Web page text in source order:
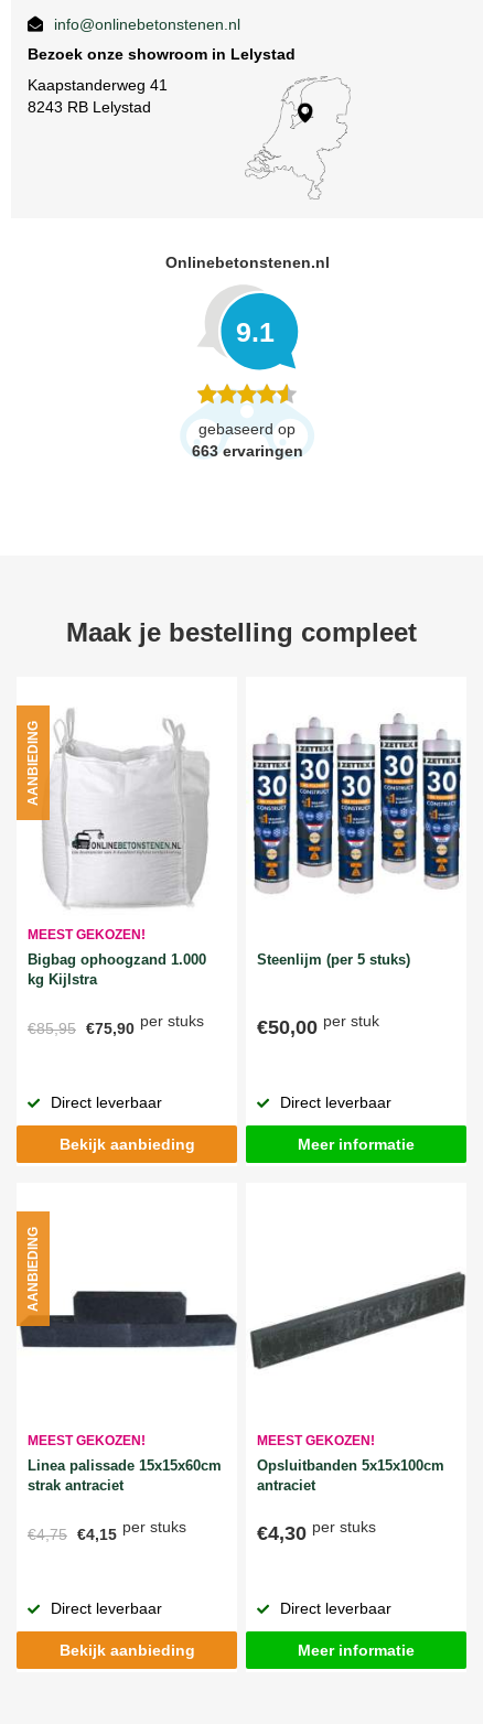
info@onlinebetonstenen.nl
Bezoek onze showroom in Lelystad
Kaapstanderweg 41
8243 RB Lelystad
Onlinebetonstenen.nl
9.1
gebaseerd op
663 ervaringen
Maak je bestelling compleet
MEEST GEKOZEN!
Bigbag ophoogzand 1.000
kg Kijlstra
€85,95 €75,90 per stuks
AANBIEDING
Direct leverbaar
Bekijk aanbieding
Steenlijm (per 5 stuks)
€50,00 per stuk
Direct leverbaar
Meer informatie
MEEST GEKOZEN!
Linea palissade 15x15x60cm
strak antraciet
€4,75 €4,15 per stuks
AANBIEDING
Direct leverbaar
Bekijk aanbieding
MEEST GEKOZEN!
Opsluitbanden 5x15x100cm
antraciet
€4,30 per stuks
Direct leverbaar
Meer informatie